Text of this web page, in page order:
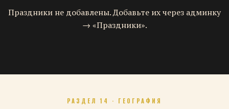
Праздники не добавлены. Добавьте их через админку
→ «Праздники».
РАЗДЕЛ 14 · ГЕОГРАФИЯ